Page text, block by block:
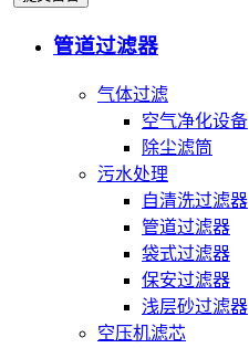
管道过滤器
气体过滤
空气净化设备
除尘滤筒
污水处理
自清洗过滤器
管道过滤器
袋式过滤器
保安过滤器
浅层砂过滤器
空压机滤芯